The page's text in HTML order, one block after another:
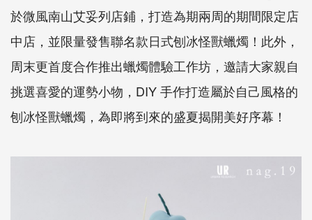
於微風南山艾妥列店鋪，打造為期兩周的期間限定店
中店，並限量發售聯名款日式刨冰怪獸蠟燭！此外，
周末更首度合作推出蠟燭體驗工作坊，邀請大家親自
挑選喜愛的運勢小物，DIY 手作打造屬於自己風格的
刨冰怪獸蠟燭，為即將到來的盛夏揭開美好序幕！